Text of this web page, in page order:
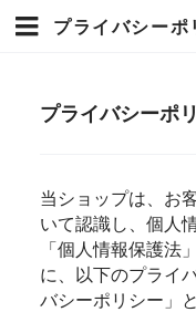
プライバシーポ
当ショップは、お
いて認識し、個人
「個人情報保護法
に、以下のプライ
バシーポリシー」